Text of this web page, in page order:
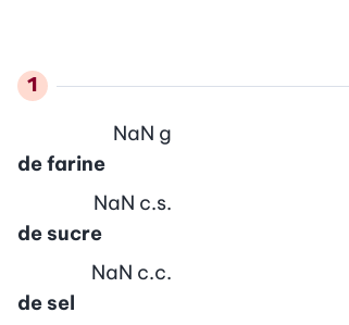
de farine
NaN g
de sucre
NaN c.s.
de sel
NaN c.c.